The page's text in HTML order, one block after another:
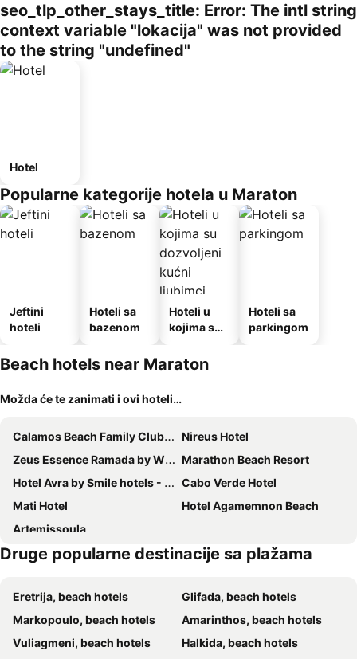
seo_tlp_other_stays_title: Error: The intl string
context variable "lokacija" was not provided
to the string "undefined"
Hotel
Popularne kategorije hotela u Maraton
Jeftini
hoteli
Hoteli sa
bazenom
Hoteli u
kojima su
kućni
ljubimci
Hoteli sa
parkingom
Beach hotels near Maraton
Možda će te zanimati i ovi hoteli…
Calamos Beach Family Club Hotel
Nireus Hotel
Zeus Essence Ramada by Wyndham Athens
Marathon Beach Resort
Hotel Avra by Smile hotels - Free Airport Shuttle
Cabo Verde Hotel
Mati Hotel
Hotel Agamemnon Beach
Artemissoula
Druge popularne destinacije sa plažama
Eretrija, beach hotels
Glifada, beach hotels
Markopoulo, beach hotels
Amarinthos, beach hotels
Vuliagmeni, beach hotels
Halkida, beach hotels